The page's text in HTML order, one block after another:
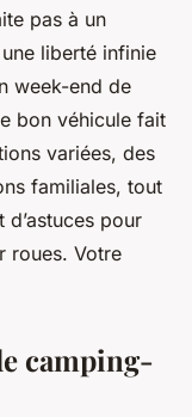
: votre
pas à un
liberté infinie
week-end de
bon véhicule fait
variées, des
familiales, tout
pour
roues. Votre
camping-